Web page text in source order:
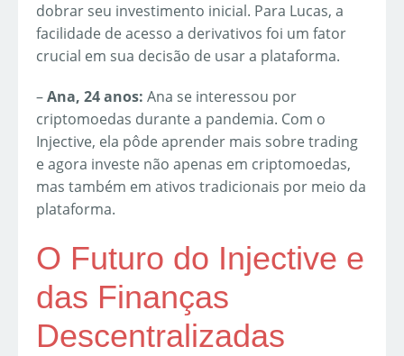
dobrar seu investimento inicial. Para Lucas, a
facilidade de acesso a derivativos foi um fator
crucial em sua decisão de usar a plataforma.
–Ana, 24 anos: Ana se interessou por
criptomoedas durante a pandemia. Com o
Injective, ela pôde aprender mais sobre trading
e agora investe não apenas em criptomoedas,
mas também em ativos tradicionais por meio da
plataforma.
O Futuro do Injective e
das Finanças
Descentralizadas